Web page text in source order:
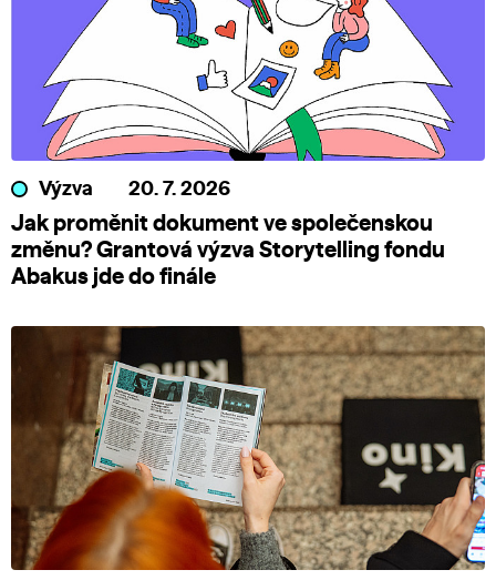
Výzva 20. 7. 2026
Jak proměnit dokument ve společenskou
změnu? Grantová výzva Storytelling fondu
Abakus jde do finále